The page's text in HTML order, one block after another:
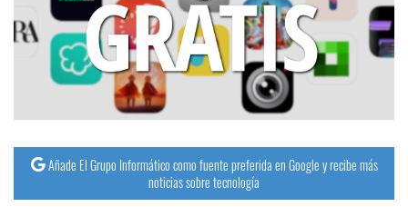
Operadores
Trucos
y
Tutoriales
Ciberseguridad
Añade El Grupo Informático como fuente preferida en Google y recibe más
noticias sobre tecnología